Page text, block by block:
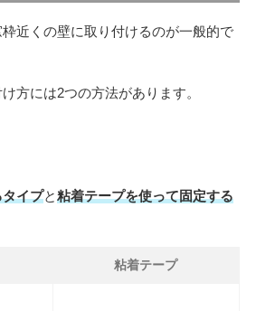
近くの壁に取り付けるのが一般的で
方には2つの方法があります。
イプと粘着テープを使って固定する
粘着テープ